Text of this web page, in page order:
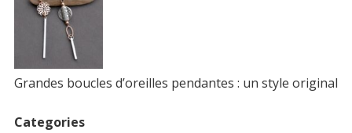
Grandes boucles d’oreilles pendantes : un style original
Categories